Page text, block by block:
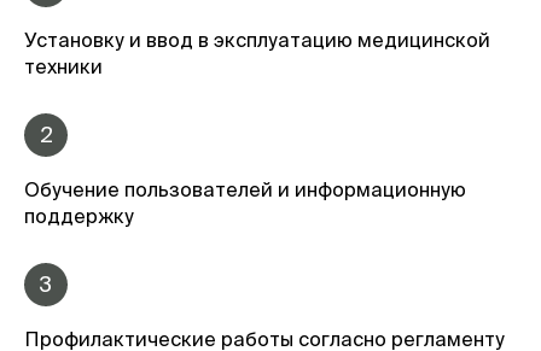
Установку и ввод в эксплуатацию медицинской
техники
2
Обучение пользователей и информационную
поддержку
3
Профилактические работы согласно регламенту